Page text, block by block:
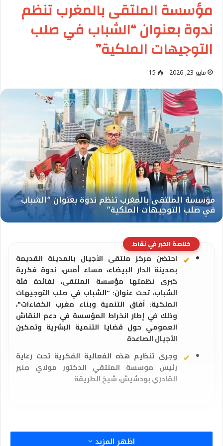
مؤسسة الملتقى بالمغرب تنظم
ندوة بعنوان “الشباب في صلب
التوجيهات الملكية”
مايو 23, 2026 15
خلاصة الخبر في نقاط
احتضن مركز ملتقى الأجيال بالمدينة القديمة
بمدينة الدار البيضاء، مساء أمس، ندوة فكرية
كبرى نظمتها مؤسسة الملتقى، لفائدة فئة
الشباب، تحت عنوان: "الشباب في صلب التوجيهات
الملكية: آفاق التنمية وبناء مغرب الكفاءات"،
وذلك في إطار انخراط المؤسسة في دعم النقاش
العمومي حول قضايا التنمية البشرية وتمكين
الأجيال الصاعدة
وجرى تنظيم هذه الفعالية الفكرية تحت رعاية
رئيس موسسة الملتقي الدكتور مولاي منير
القادري بودشيش، شيخ الطريقة
اظهر المزيد